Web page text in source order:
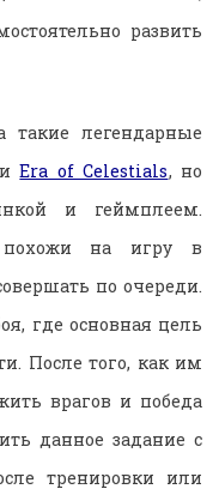
развить
легендарные
иEra of Celestials, но
и геймплеем.
похожи на игру в
по очереди.
где основная цель
После того, как им
врагов и победа
данное задание с
тренировки или